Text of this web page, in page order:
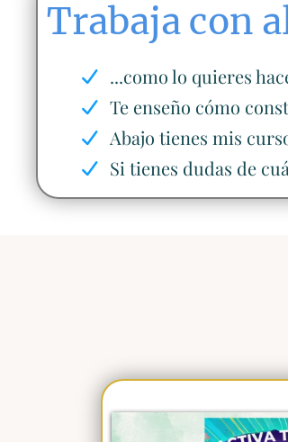
Trabaja con
...como lo quieres
Te enseño cómo
Abajo tienes mis
Si tienes dudas de